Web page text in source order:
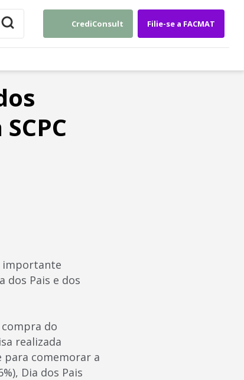
CrediConsult Filie-se a FACMAT
importante
dos Pais e dos
do
realizada
para comemorar a
Dia dos Pais